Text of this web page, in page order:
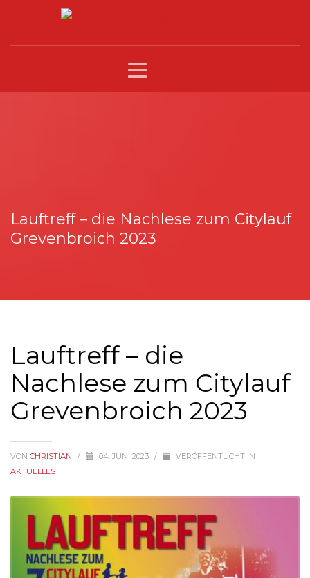
Lauftreff – die Nachlese zum Citylauf
Grevenbroich 2023
Lauftreff – die
Nachlese zum Citylauf
Grevenbroich 2023
VON CHRISTIAN / 04. JUNI 2023 /
VERÖFFENTLICHT IN
AKTUELLES